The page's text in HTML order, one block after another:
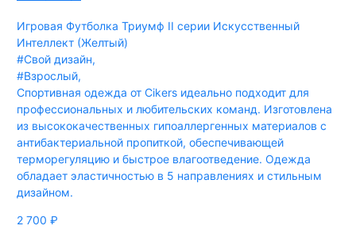
Игровая Футболка Триумф II серии Искусственный
Интеллект (Желтый)
#Свой дизайн,
#Взрослый,
Спортивная одежда от Cikers идеально подходит для
профессиональных и любительских команд. Изготовлена
из высококачественных гипоаллергенных материалов с
антибактериальной пропиткой, обеспечивающей
терморегуляцию и быстрое влагоотведение. Одежда
обладает эластичностью в 5 направлениях и стильным
дизайном.
2 700 ₽